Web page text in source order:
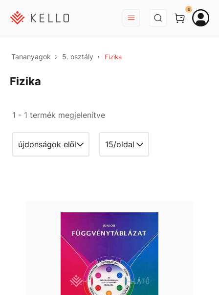
BEJELENTKEZÉS
0
Tananyagok 5. osztály Fizika
Fizika
1 - 1 termék megjelenítve